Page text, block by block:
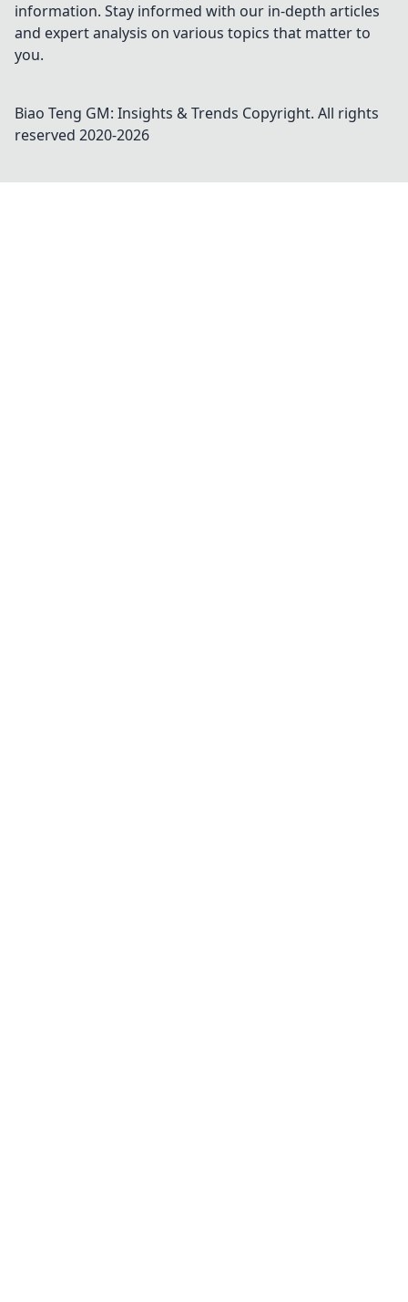
information. Stay informed with our in-depth articles
and expert analysis on various topics that matter to
you.
Biao Teng GM: Insights & Trends Copyright. All rights
reserved 2020-2026